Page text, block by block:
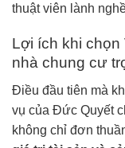
thuật viên lành
Lợi ích khi
nhà chung cư
Điều đầu tiên mà
vụ của Đức Quyết
không chỉ đơn